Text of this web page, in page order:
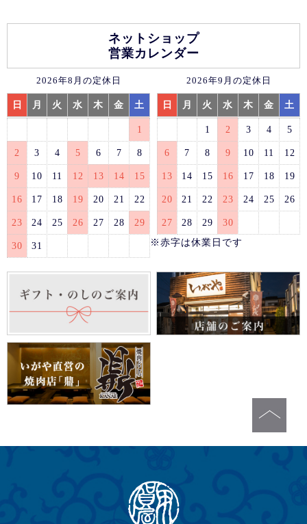
ネットショップ
営業カレンダー
2026年8月の定休日
日 月 火 水 木 金 土
1
2 3 4 5 6 7 8
9 10 11 12 13 14 15
16 17 18 19 20 21 22
23 24 25 26 27 28 29
30 31
2026年9月の定休日
日 月 火 水 木 金 土
1 2 3 4 5
6 7 8 9 10 11 12
13 14 15 16 17 18 19
20 21 22 23 24 25 26
27 28 29
30
※赤字は休業日です